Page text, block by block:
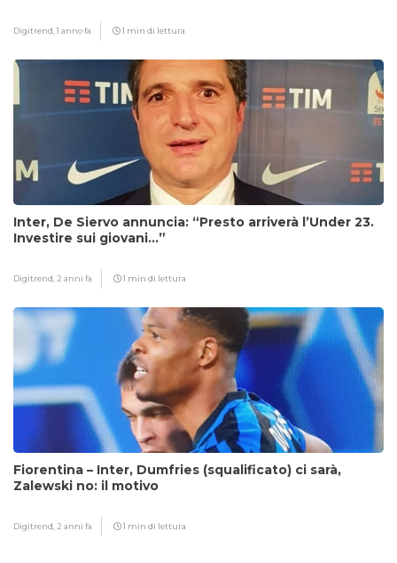
Digitrend,1 anno fa 1 min di lettura
Inter, De Siervo annuncia: “Presto arriverà l’Under 23.
Investire sui giovani…”
Digitrend, 2 anni fa 1 min di lettura
Fiorentina – Inter, Dumfries (squalificato) ci sarà,
Zalewski no: il motivo
Digitrend, 2 anni fa 1 min di lettura